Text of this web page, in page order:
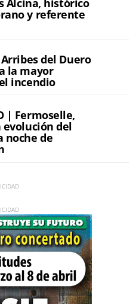
Alcina, histórico
y referente
del Duero
la mayor
incendio
| Fermoselle,
del
noche de